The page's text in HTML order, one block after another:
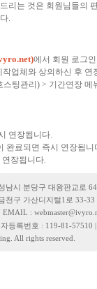
리는 것은 회원님들의
.
에서 회원 로그인
업체와 상의하신 후 연
팅관리) > 기간연장 메
연장됩니다.
완료되면 즉시 연장됩니
장됩니다.
남시 분당구 대왕판교로
천구 가산디지털1로 33-
EMAIL :
등록번호 : 119-81-
All rights reserved.